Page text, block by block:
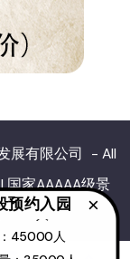
展有限公司 - All
国家AAAAA级景
×
预约入园
45000人
12
45000人